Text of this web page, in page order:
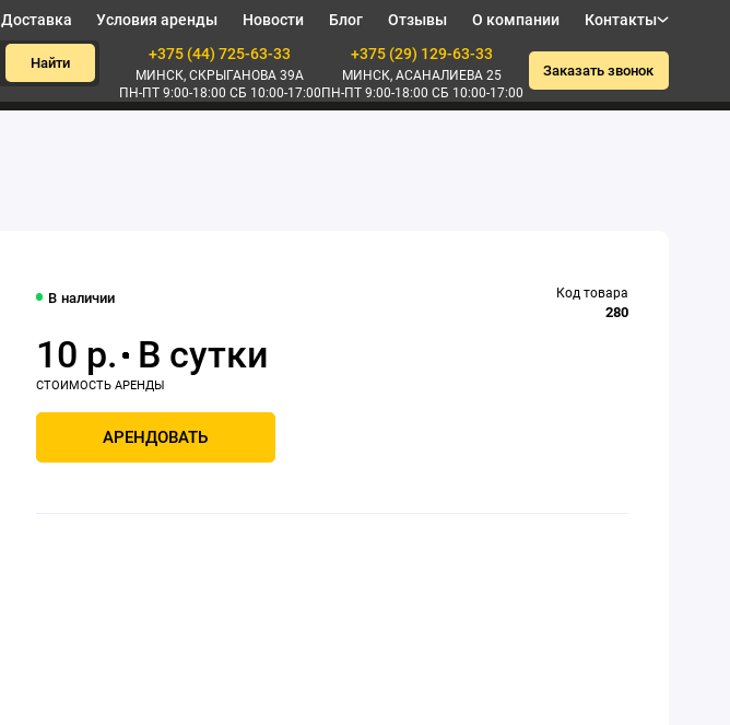
Доставка Условия аренды Новости Блог Отзывы О компании Контакты
Найти
+375 (44) 725-63-33
МИНСК, СКРЫГАНОВА 39А
ПН-ПТ 9:00-18:00 СБ 10:00-17:00
+375 (29) 129-63-33
МИНСК, АСАНАЛИЕВА 25
ПН-ПТ 9:00-18:00 СБ 10:00-17:00
Заказать звонок
В наличии Код товара
280
10 р.
АРЕНДОВАТЬ